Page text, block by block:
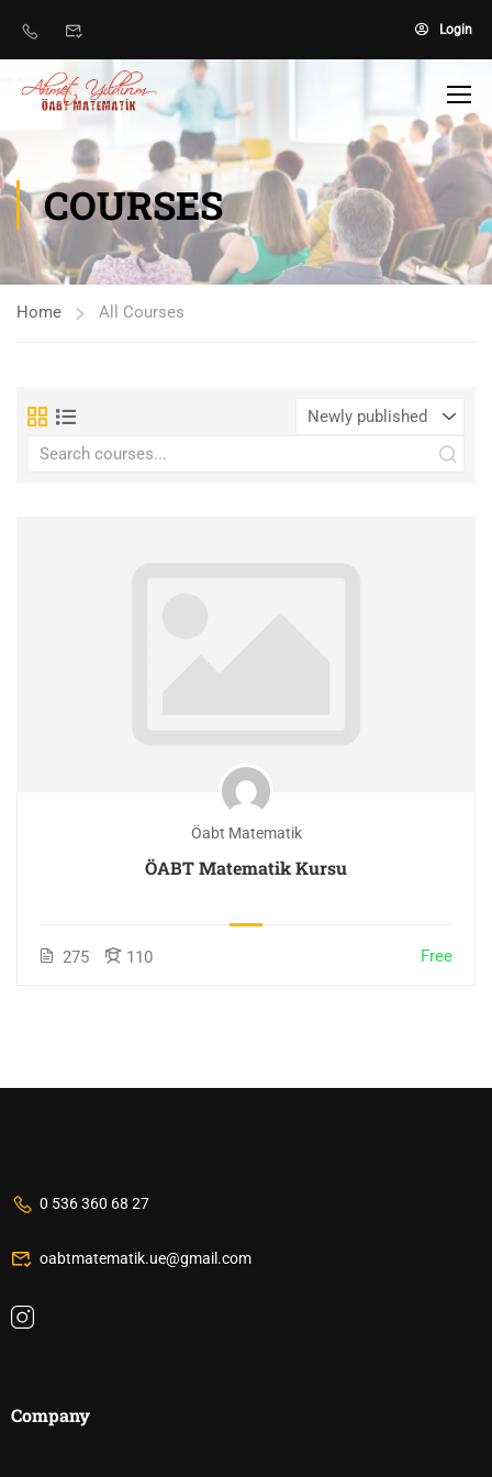
Login
COURSES
Home All Courses
Öabt Matematik
ÖABT Matematik Kursu
275 110 Free
0 536 360 68 27
oabtmatematik.ue@gmail.com
Company